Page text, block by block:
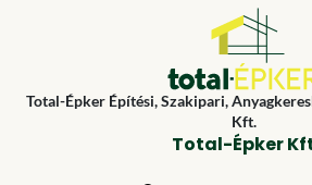
Total-Épker Építési, Szakipari,
Kft.
Total-Épker